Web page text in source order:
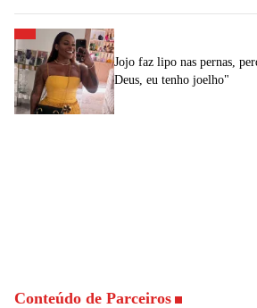
Jojo faz lipo nas pernas,
Deus, eu tenho joelho"
Conteúdo de Parceiros